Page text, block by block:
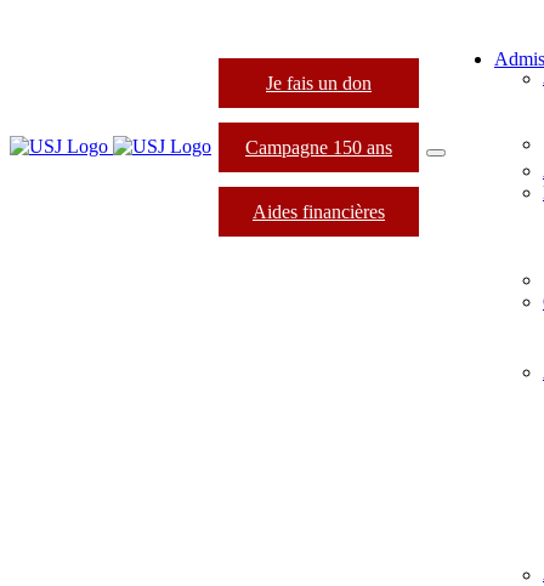
Je fais un don
Campagne 150 ans
Aides financières